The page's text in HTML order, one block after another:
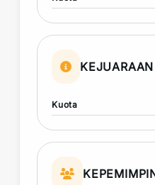
Kuota